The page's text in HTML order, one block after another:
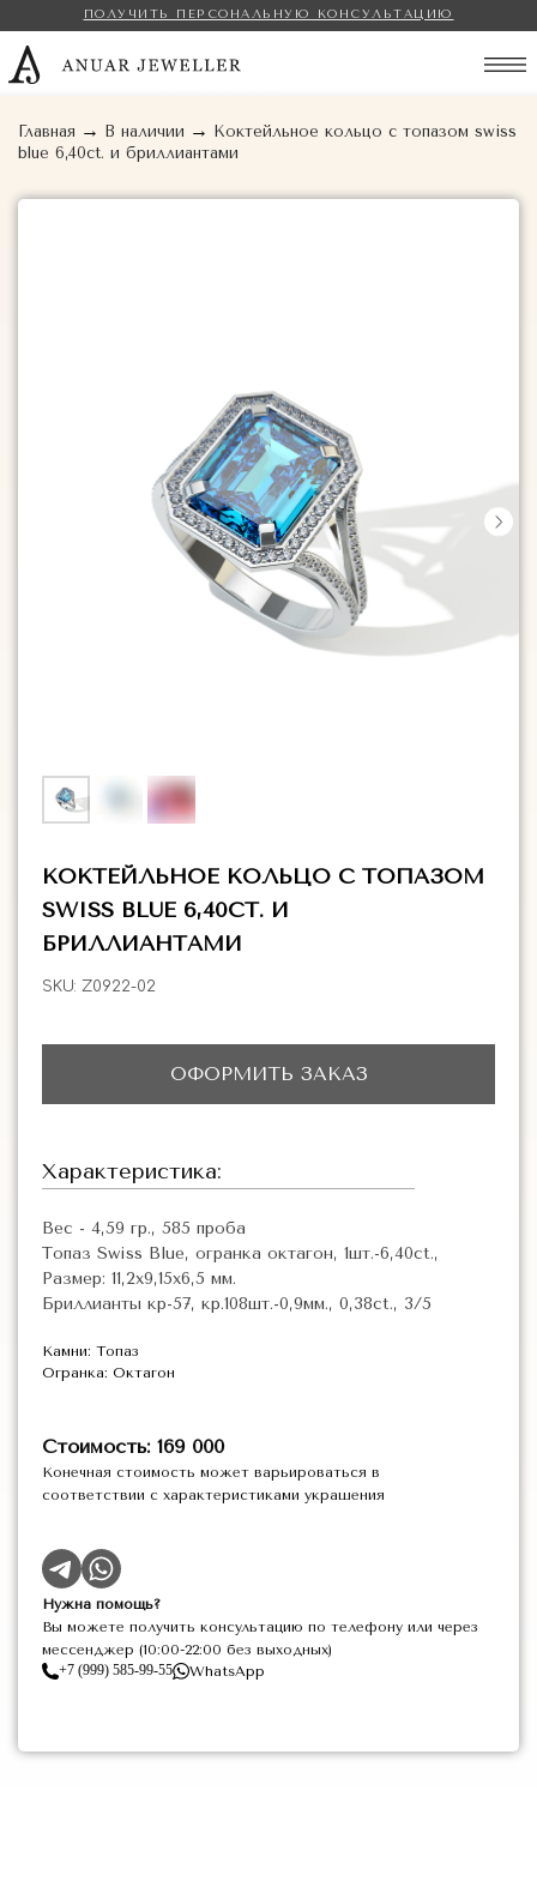
ГЛАВНАЯДРАГОЦЕННЫЕ КАМНИ
БЛОГ
КОЛЛЕКЦИИ
В НАЛИЧИИ
ПОЛУЧИТЬ ПЕРСОНАЛЬНУЮ КОНСУЛЬТАЦИЮ
Главная → В наличии →
Коктейльное кольцо с топазом swiss
blue 6,40ct. и бриллиантами
КОКТЕЙЛЬНОЕ КОЛЬЦО С ТОПАЗОМ
SWISS BLUE 6,40CT. И
БРИЛЛИАНТАМИ
SKU: Z0922-02
ОФОРМИТЬ ЗАКАЗ
Характеристика:
Вес - 4,59 гр., 585 проба
Топаз Swiss Blue, огранка октагон, 1шт.-6,40ct.,
Размер: 11,2х9,15х6,5 мм.
Бриллианты кр-57, кр.108шт.-0,9мм., 0,38ct., 3/5
Камни: Топаз
Огранка: Октагон
Стоимость: 169 000
Конечная стоимость может варьироваться в
соответствии с характеристиками украшения
Нужна помощь?
Вы можете получить консультацию по телефону или через
мессенджер (10:00-22:00 без выходных)
+7 (999) 585-99-55
WhatsApp